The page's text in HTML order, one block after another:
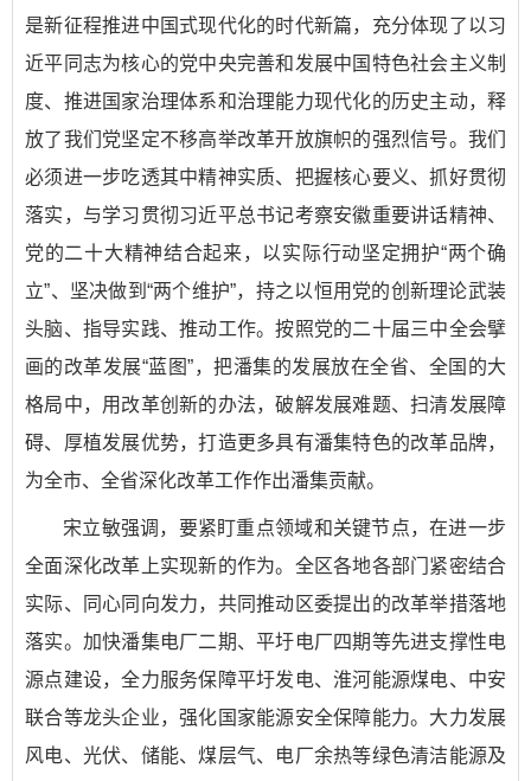
是新征程推进中国式现代化的时代新篇，充分体现了以习
近平同志为核心的党中央完善和发展中国特色社会主义制
度、推进国家治理体系和治理能力现代化的历史主动，释
放了我们党坚定不移高举改革开放旗帜的强烈信号。我们
必须进一步吃透其中精神实质、把握核心要义、抓好贯彻
落实，与学习贯彻习近平总书记考察安徽重要讲话精神、
党的二十大精神结合起来，以实际行动坚定拥护“两个确
立”、坚决做到“两个维护”，持之以恒用党的创新理论武装
头脑、指导实践、推动工作。按照党的二十届三中全会擘
画的改革发展“蓝图”，把潘集的发展放在全省、全国的大
格局中，用改革创新的办法，破解发展难题、扫清发展障
碍、厚植发展优势，打造更多具有潘集特色的改革品牌，
为全市、全省深化改革工作作出潘集贡献。
宋立敏强调，要紧盯重点领域和关键节点，在进一步
全面深化改革上实现新的作为。全区各地各部门紧密结合
实际、同心同向发力，共同推动区委提出的改革举措落地
落实。加快潘集电厂二期、平圩电厂四期等先进支撑性电
源点建设，全力服务保障平圩发电、淮河能源煤电、中安
联合等龙头企业，强化国家能源安全保障能力。大力发展
风电、光伏、储能、煤层气、电厂余热等绿色清洁能源及